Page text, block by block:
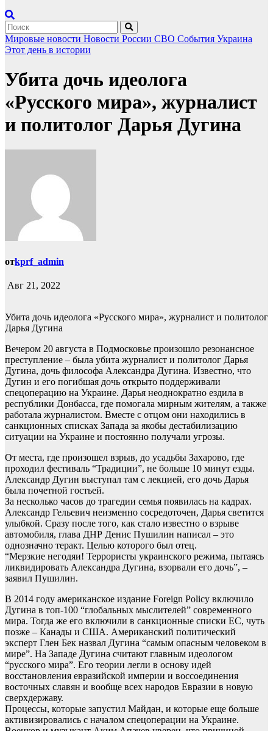
Мировые новости Новости России СВО События Украина
Этот день в истории
Убита дочь идеолога
«Русского мира», журналист
и политолог Дарья Дугина
отkprf_admin
Авг 21, 2022
Убита дочь идеолога «Русского мира», журналист и политолог
Дарья Дугина
Вечером 20 августа в Подмосковье произошло резонансное
преступление – была убита журналист и политолог Дарья
Дугина, дочь философа Александра Дугина. Известно, что
Дугин и его погибшая дочь открыто поддерживали
спецоперацию на Украине. Дарья неоднократно ездила в
республики Донбасса, где помогала мирным жителям, а также
работала журналистом. Вместе с отцом они находились в
санкционных списках Запада за якобы дестабилизацию
ситуации на Украине и постоянно получали угрозы.
От места, где произошел взрыв, до усадьбы Захарово, где
проходил фестиваль “Традиции”, не больше 10 минут езды.
Александр Дугин выступал там с лекцией, его дочь Дарья
была почетной гостьей.
За несколько часов до трагедии семья появилась на кадрах.
Александр Гельевич неизменно сосредоточен, Дарья светится
улыбкой. Сразу после того, как стало известно о взрыве
автомобиля, глава ДНР Денис Пушилин написал – это
однозначно теракт. Целью которого был отец.
“Мерзкие негодяи! Террористы украинского режима, пытаясь
ликвидировать Александра Дугина, взорвали его дочь”, –
заявил Пушилин.
В 2014 году американское издание Foreign Policy включило
Дугина в топ-100 “глобальных мыслителей” современного
мира. Тогда же его включили в санкционные списки ЕС, чуть
позже – Канады и США. Американский политический
эксперт Глен Бек назвал Дугина “самым опасным человеком в
мире”. На Западе Дугина считают главным идеологом
“русского мира”. Его теории легли в основу идей
восстановления евразийской империи и воссоединения
восточных славян и вообще всех народов Евразии в новую
сверхдержаву.
Процессы, которые запустил Майдан, и которые еще больше
активизировались с началом спецоперации на Украине.